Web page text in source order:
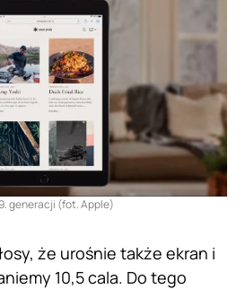
generacji (fot. Apple)
że urośnie także ekran i
10,5 cala. Do tego